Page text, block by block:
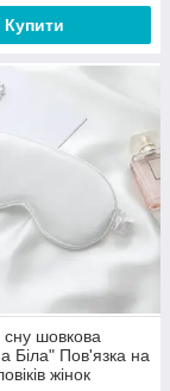
Купити
шовкова
Біла" Пов'язка на
жінок